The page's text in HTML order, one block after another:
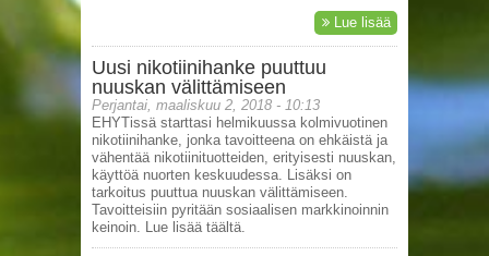
Lue lisää
Uusi nikotiinihanke puuttuu
nuuskan välittämiseen
Perjantai, maaliskuu 2, 2018 - 10:13
EHYTissä starttasi helmikuussa kolmivuotinen
nikotiinihanke, jonka tavoitteena on ehkäistä ja
vähentää nikotiinituotteiden, erityisesti nuuskan,
käyttöä nuorten keskuudessa. Lisäksi on
tarkoitus puuttua nuuskan välittämiseen.
Tavoitteisiin pyritään sosiaalisen markkinoinnin
keinoin. Lue lisää täältä.